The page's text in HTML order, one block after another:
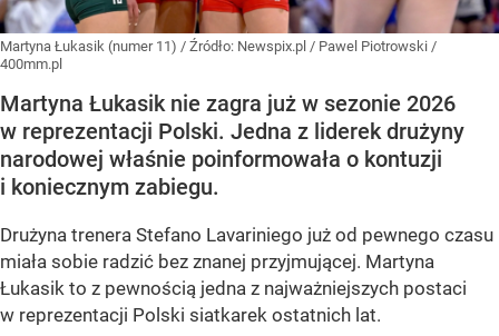
Martyna Łukasik (numer 11) / Źródło: Newspix.pl / Pawel Piotrowski /
400mm.pl
Martyna Łukasik nie zagra już w sezonie 2026
w reprezentacji Polski. Jedna z liderek drużyny
narodowej właśnie poinformowała o kontuzji
i koniecznym zabiegu.
Drużyna trenera Stefano Lavariniego już od pewnego czasu
miała sobie radzić bez znanej przyjmującej. Martyna
Łukasik to z pewnością jedna z najważniejszych postaci
w reprezentacji Polski siatkarek ostatnich lat.